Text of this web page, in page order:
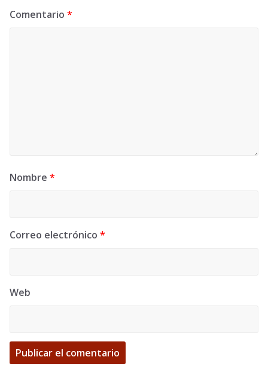
Comentario *
Nombre *
Correo electrónico *
Web